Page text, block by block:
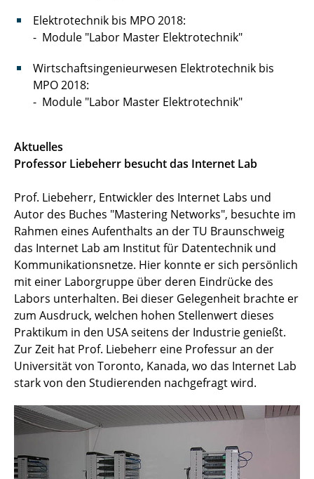
Elektrotechnik bis MPO 2018:
- Module "Labor Master Elektrotechnik"
Wirtschaftsingenieurwesen Elektrotechnik bis
MPO 2018:
- Module "Labor Master Elektrotechnik"
Aktuelles
Professor Liebeherr besucht das Internet Lab
Prof. Liebeherr, Entwickler des Internet Labs und
Autor des Buches "Mastering Networks", besuchte im
Rahmen eines Aufenthalts an der TU Braunschweig
das Internet Lab am Institut für Datentechnik und
Kommunikationsnetze. Hier konnte er sich persönlich
mit einer Laborgruppe über deren Eindrücke des
Labors unterhalten. Bei dieser Gelegenheit brachte er
zum Ausdruck, welchen hohen Stellenwert dieses
Praktikum in den USA seitens der Industrie genießt.
Zur Zeit hat Prof. Liebeherr eine Professur an der
Universität von Toronto, Kanada, wo das Internet Lab
stark von den Studierenden nachgefragt wird.